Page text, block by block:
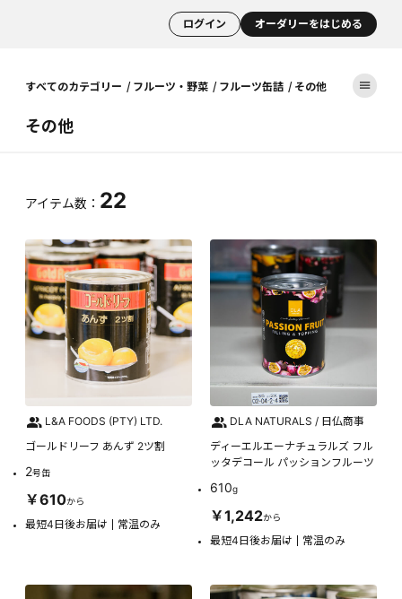
ログイン オーダリーをはじめる
すべてのカテゴリー フルーツ・野菜 フルーツ缶詰 その他
その他
アイテム数： 22
L&A FOODS (PTY) LTD.
ゴールドリーフ あんず 2ツ割
2号缶
￥610から
最短4日後お届け 常温のみ
DLA NATURALS / 日仏商事
ディーエルエーナチュラルズ フル
ッタデコール パッションフルーツ
610g
￥1,242から
最短4日後お届け 常温のみ